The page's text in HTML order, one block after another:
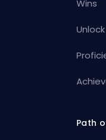
Wins
Path